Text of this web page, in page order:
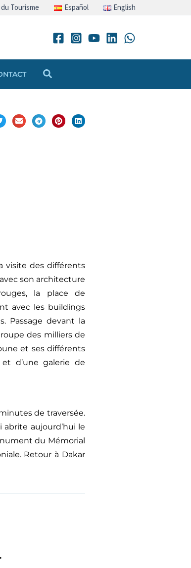
Tourisme Español English
Rechercher
visite des différents
son architecture
la place de
avec les buildings
Passage devant la
des milliers de
et ses différents
d’une galerie de
de traversée.
aujourd’hui le
du Mémorial
Retour à Dakar
.